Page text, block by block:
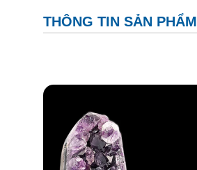
THÔNG TIN SẢN PHẨM